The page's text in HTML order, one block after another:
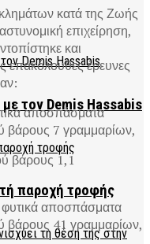
τον Demis Hassabis
παροχή τροφής
κατά της Ζωής
επιχείρηση,
και
επακόλουθες έρευνες
αποσπάσματα
βάρους 7 γραμμαρίων,
βάρους 1,1
φυτικά αποσπάσματα
βάρους 41 γραμμαρίων,